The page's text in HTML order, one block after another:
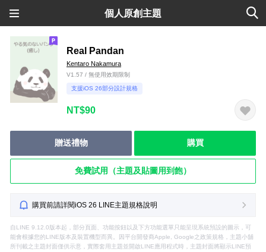
個人原創主題
Real Pandan
Kentaro Nakamura
V1.57 / 無使用效期限制
支援iOS 26部分設計規格
NT$90
贈送禮物 購買
免費試用（主題及貼圖用到飽）
購買前請詳閱iOS 26 LINE主題規格說明
自LINE 9.12.0版本起，部分頁面、功能按鈕以及下方功能選單只能呈現系統預設的圖示，可
能會根據您的LINE版本及裝置機型而異。因平台開發商Apple, Google之政策規格，主題小舖
所刊載之主題封面僅供示意，實際套用主題並開啟LINE應用程式時，主題封面將顯示LINE預